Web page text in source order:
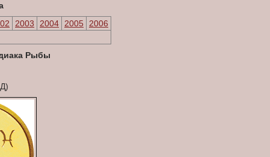
2003 2004 2005
2006
Рыбы